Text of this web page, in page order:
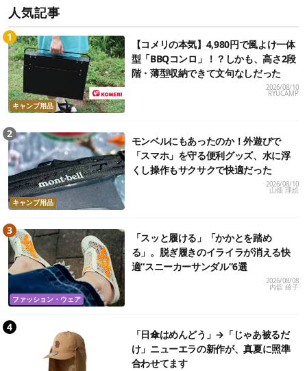
人気記事
キャンプ用品
【コメリの本気】4,980円で風よけ一体
型「BBQコンロ」！？しかも、高さ2段
階・薄型収納できて文句なしだった
2026/08/10
RYUCAMP
キャンプ用品
モンベルにもあったのか！外遊びで
「スマホ」を守る便利グッズ、水に浮
くし操作もサクサクで快適だった
2026/08/10
山畑 理絵
ファッション・ウェア
「スッと履ける」「かかとを踏め
る」。脱ぎ履きのイライラが消える快
適“スニーカーサンダル”6選
2026/08/08
内舘 綾子
「日傘はめんどう」→「じゃあ被るだ
け」ニューエラの新作が、真夏に照準
合わせてます